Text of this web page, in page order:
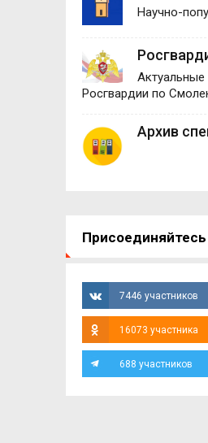
Научно-
Актуальные
Росгвардии по
Архив
Присоединяйтесь
7446 участников
16073 участника
688 участников